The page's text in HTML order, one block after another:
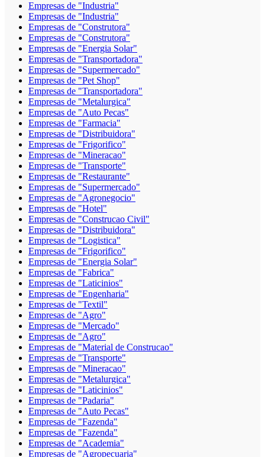
Empresas de "Industria"
Empresas de "Industria"
Empresas de "Construtora"
Empresas de "Construtora"
Empresas de "Energia Solar"
Empresas de "Transportadora"
Empresas de "Supermercado"
Empresas de "Pet Shop"
Empresas de "Transportadora"
Empresas de "Metalurgica"
Empresas de "Auto Pecas"
Empresas de "Farmacia"
Empresas de "Distribuidora"
Empresas de "Frigorifico"
Empresas de "Mineracao"
Empresas de "Transporte"
Empresas de "Restaurante"
Empresas de "Supermercado"
Empresas de "Agronegocio"
Empresas de "Hotel"
Empresas de "Construcao Civil"
Empresas de "Distribuidora"
Empresas de "Logistica"
Empresas de "Frigorifico"
Empresas de "Energia Solar"
Empresas de "Fabrica"
Empresas de "Laticinios"
Empresas de "Engenharia"
Empresas de "Textil"
Empresas de "Agro"
Empresas de "Mercado"
Empresas de "Agro"
Empresas de "Material de Construcao"
Empresas de "Transporte"
Empresas de "Mineracao"
Empresas de "Metalurgica"
Empresas de "Laticinios"
Empresas de "Padaria"
Empresas de "Auto Pecas"
Empresas de "Fazenda"
Empresas de "Fazenda"
Empresas de "Academia"
Empresas de "Agropecuaria"